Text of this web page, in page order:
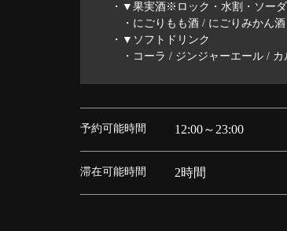
・▼果実酒※ロック・水割・ソー
・にごりもも酒 / にごりみかん
・▼ソフトドリンク
・コーラ / ジンジャーエール / カ
予約可能時間 12:00～23:00
滞在可能時間 2時間